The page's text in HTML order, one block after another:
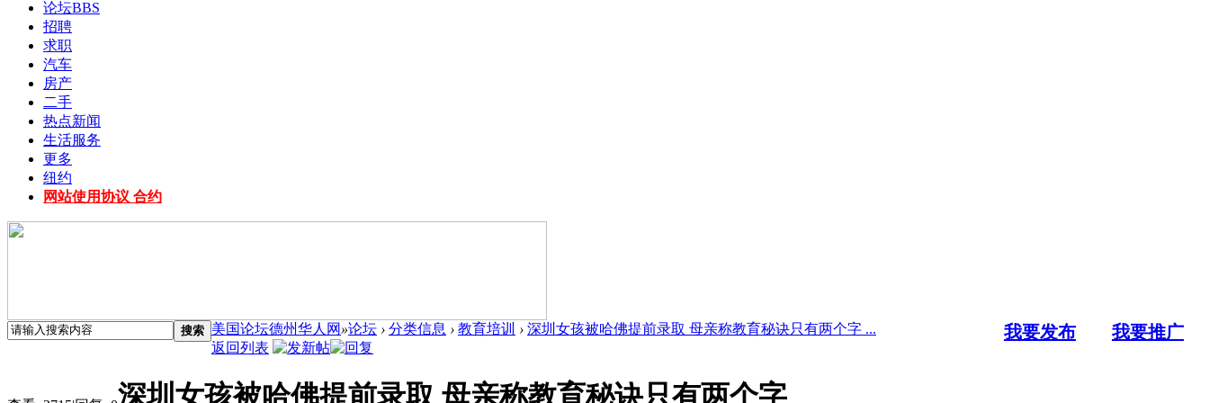
论坛BBS
招聘
求职
汽车
房产
二手
热点新闻
生活服务
更多
纽约
网站使用协议 合约
搜索 我要发布 我要推广
美国论坛德州华人网 »论坛 › 分类信息 › 教育培训 › 深圳女孩被哈佛提前录取 母亲称教育秘诀只有两个字 ...
返回列表
深圳女孩被哈佛提前录取 母亲称教育秘诀只有两个字